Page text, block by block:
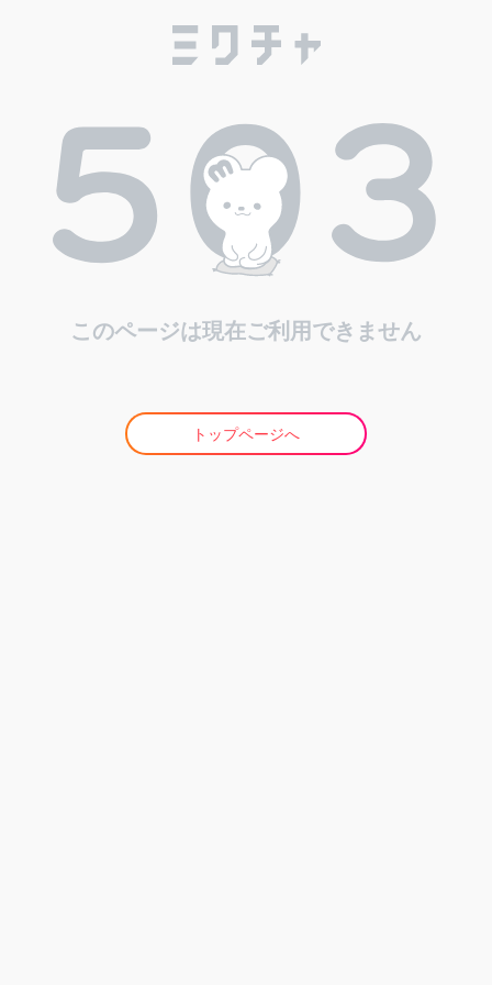
このページは現在ご利用できません